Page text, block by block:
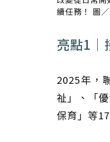
續任務！ 圖
亮點1｜
2025年，
祉」、「
保育」等